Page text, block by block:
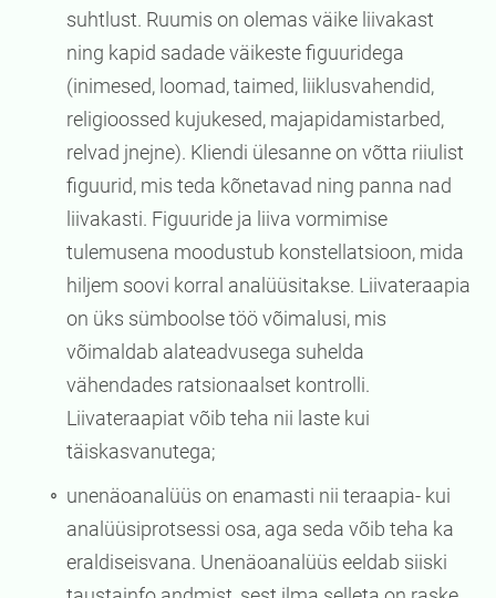
suhtlust. Ruumis on olemas väike liivakast
ning kapid sadade väikeste figuuridega
(inimesed, loomad, taimed, liiklusvahendid,
religioossed kujukesed, majapidamistarbed,
relvad jnejne). Kliendi ülesanne on võtta riiulist
figuurid, mis teda kõnetavad ning panna nad
liivakasti. Figuuride ja liiva vormimise
tulemusena moodustub konstellatsioon, mida
hiljem soovi korral analüüsitakse. Liivateraapia
on üks sümboolse töö võimalusi, mis
võimaldab alateadvusega suhelda
vähendades ratsionaalset kontrolli.
Liivateraapiat võib teha nii laste kui
täiskasvanutega;
unenäoanalüüs on enamasti nii teraapia- kui
analüüsiprotsessi osa, aga seda võib teha ka
eraldiseisvana. Unenäoanalüüs eeldab siiski